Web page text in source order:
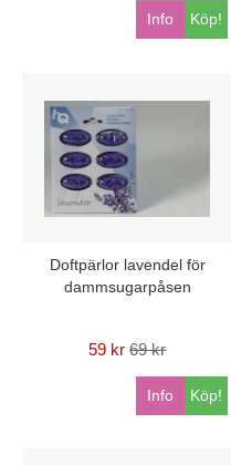
Köp!
Info
Doftpärlor lavendel för
dammsugarpåsen
59 kr 69 kr
Köp!
Info